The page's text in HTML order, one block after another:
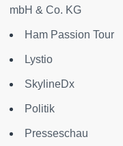
mbH & Co. KG
Ham Passion Tour
Lystio
SkylineDx
Politik
Presseschau